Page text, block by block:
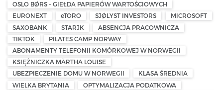
OSLO BØRS – GIEŁDA PAPIERÓW WARTOŚCIOWYCH
EURONEXT
eTORO SJØLYST INVESTORS
MICROSOFT
SAXOBANK
STARJK
ABSENCJA PRACOWNICZA
TIKTOK
PILATES CAMP NORWAY
ABONAMENTY TELEFONII KOMÓRKOWEJ W NORWEGII
KSIĘŻNICZKA MÄRTHA LOUISE
UBEZPIECZENIE DOMU W NORWEGII
KLASA ŚREDNIA
WIELKA BRYTANIA
OPTYMALIZACJA PODATKOWA